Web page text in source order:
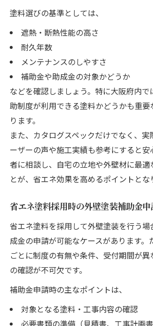
塗料選びの基準としては、
遮熱・断熱性能の高さ
耐久年数
メンテナンスのしやすさ
補助金や助成金の対象かどうか
などを確認しましょう。特に大阪府内で
助制度が利用できる塗料かどうかも重要
ります。
また、カタログスペックだけでなく、実
ーザーの声や施工実績も参考にすると安
者に相談し、自宅の立地や外壁材に最適
とが、省エネ効果を高めるポイントとな
省エネ塗料採用時の外壁塗装補助金申
省エネ塗料を採用して外壁塗装を行う場
成金の申請が可能なケースがあります。
ごとに制度の有無や条件、受付期間が
の確認が不可欠です。
補助金申請時の主なポイントは、
対象となる塗料・工事内容の確認